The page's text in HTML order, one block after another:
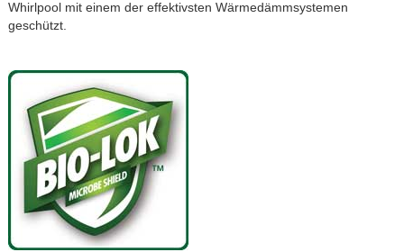
Whirlpool mit einem der effektivsten Wärmedämmsystemen
geschützt.